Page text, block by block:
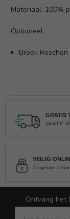
Materiaal: 100%
Optioneel
Broek Reschen
GRATIS
Vanaf €
VEILIG
Zorgeloos
Ontvang het